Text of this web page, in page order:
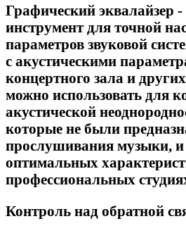
Графический эквалайзер
инструмент для точной
параметров звуковой
с акустическими
концертного зала и
можно использовать для
акустической
которые не были
прослушивания музыки, и
оптимальных
профессиональных
Контроль над обратной